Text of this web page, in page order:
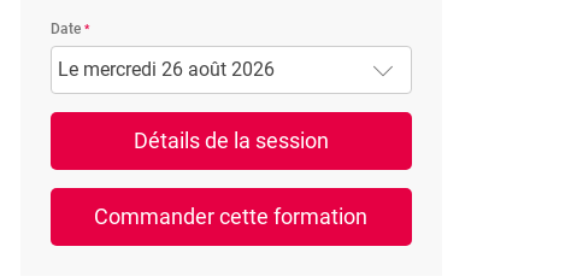
Date
Le mercredi 26 août 2026